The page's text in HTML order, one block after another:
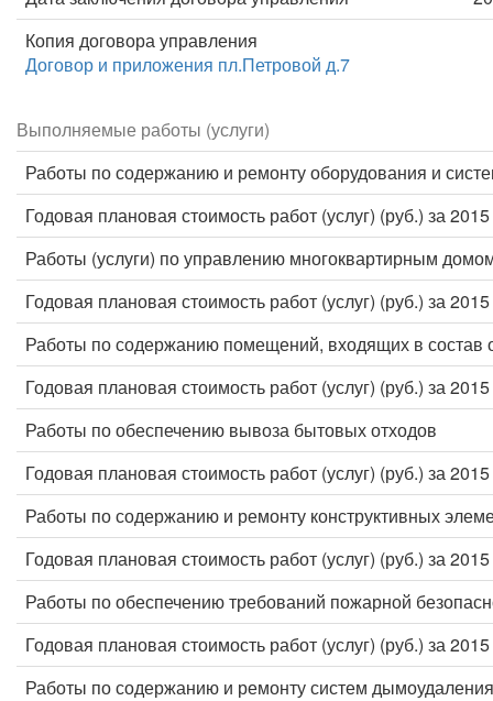
Копия договора управления
Договор и приложения пл.Петровой д.7
Выполняемые работы (услуги)
Работы по содержанию и ремонту оборудования и
Годовая плановая стоимость работ (услуг) (руб.) за 2015
Работы (услуги) по управлению многоквартирным
Годовая плановая стоимость работ (услуг) (руб.) за 2015
Работы по содержанию помещений, входящих в
Годовая плановая стоимость работ (услуг) (руб.) за 2015
Работы по обеспечению вывоза бытовых отходов
Годовая плановая стоимость работ (услуг) (руб.) за 2015
Работы по содержанию и ремонту конструктивных
Годовая плановая стоимость работ (услуг) (руб.) за 2015
Работы по обеспечению требований пожарной
Годовая плановая стоимость работ (услуг) (руб.) за 2015
Работы по содержанию и ремонту систем